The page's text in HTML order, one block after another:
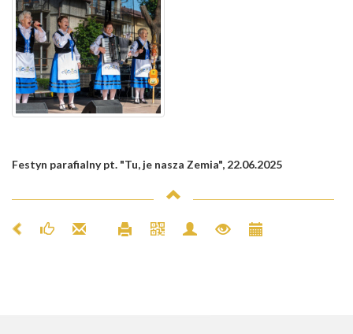
Festyn parafialny pt. "Tu, je nasza Zemia", 22.06.2025